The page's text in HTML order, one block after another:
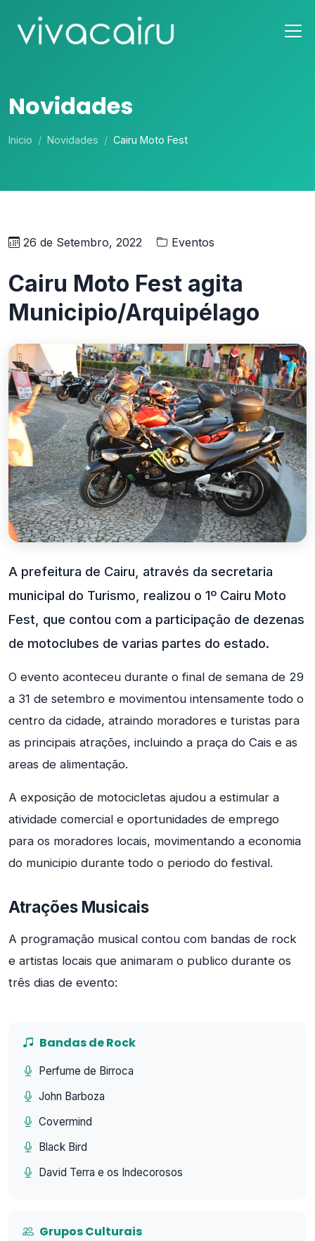
Novidades
Inicio Novidades Cairu Moto Fest
26 de Setembro, 2022 Eventos
Cairu Moto Fest agita
Municipio/Arquipélago
A prefeitura de Cairu, através da secretaria
municipal do Turismo, realizou o 1º Cairu Moto
Fest, que contou com a participação de dezenas
de motoclubes de varias partes do estado.
O evento aconteceu durante o final de semana de 29
a 31 de setembro e movimentou intensamente todo o
centro da cidade, atraindo moradores e turistas para
as principais atrações, incluindo a praça do Cais e as
areas de alimentação.
A exposição de motocicletas ajudou a estimular a
atividade comercial e oportunidades de emprego
para os moradores locais, movimentando a economia
do municipio durante todo o periodo do festival.
Atrações Musicais
A programação musical contou com bandas de rock
e artistas locais que animaram o publico durante os
três dias de evento:
Bandas de Rock
Perfume de Birroca
John Barboza
Covermind
Black Bird
David Terra e os Indecorosos
Grupos Culturais